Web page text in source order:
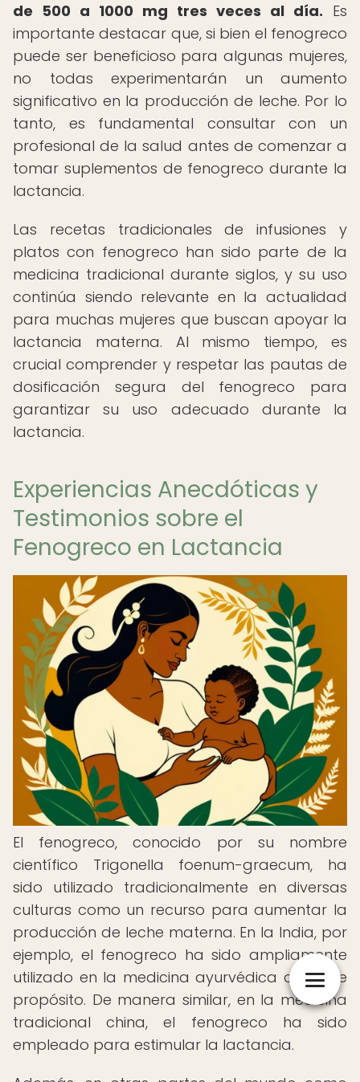
de 500 a 1000 mg tres veces al día. Es
importante destacar que, si bien el fenogreco
puede ser beneficioso para algunas mujeres,
no todas experimentarán un aumento
significativo en la producción de leche. Por lo
tanto, es fundamental consultar con un
profesional de la salud antes de comenzar a
tomar suplementos de fenogreco durante la
lactancia.
Las recetas tradicionales de infusiones y
platos con fenogreco han sido parte de la
medicina tradicional durante siglos, y su uso
continúa siendo relevante en la actualidad
para muchas mujeres que buscan apoyar la
lactancia materna. Al mismo tiempo, es
crucial comprender y respetar las pautas de
dosificación segura del fenogreco para
garantizar su uso adecuado durante la
lactancia.
Experiencias Anecdóticas y
Testimonios sobre el
Fenogreco en Lactancia
El fenogreco, conocido por su nombre
científico Trigonella foenum-graecum, ha
sido utilizado tradicionalmente en diversas
culturas como un recurso para aumentar la
producción de leche materna. En la India, por
ejemplo, el fenogreco ha sido ampliamente
utilizado en la medicina ayurvédica con este
propósito. De manera similar, en la medicina
tradicional china, el fenogreco ha sido
empleado para estimular la lactancia.